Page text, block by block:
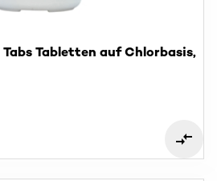
Tabs Tabletten auf Chlorbasis,